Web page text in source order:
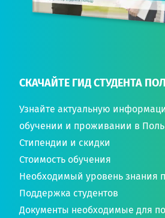
СКАЧАЙТЕ ГИД СТУДЕНТА
Узнайте актуальную
обучении и проживании в
Стипендии и скидки
Стоимость обучения
Необходимый уровень знания
Поддержка студентов
Документы необходимые для